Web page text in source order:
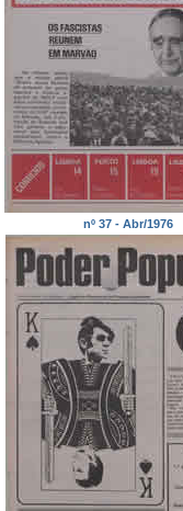
nº 37 - Abr/1976